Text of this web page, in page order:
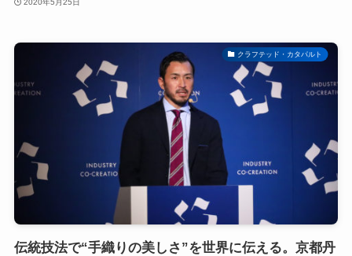
2020年5月25日
クラフテッド・カタパルト
伝統技法で“手織りの美しさ”を世界に伝える。京都丹